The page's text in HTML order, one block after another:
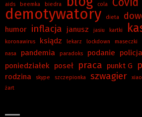
aids beemka biedra cola Covid
demotywatory dieta
humor inflacja janusz jasiu kartki
koronawirus ksiądz lekarz lockdown maseczki
nasa pandemia paradoks podanie policja
poniedziałek poseł praca punkt G
rodzina skype szczepionka szwagier
żart